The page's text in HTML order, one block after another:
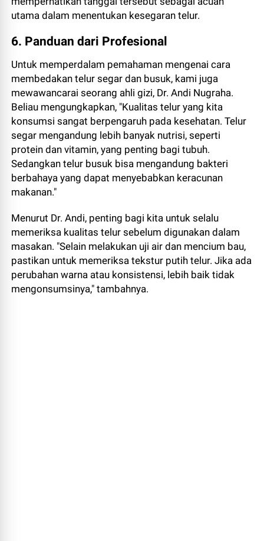
utama dalam menentukan kesegaran telur.
6. Panduan dari Profesional
Untuk memperdalam pemahaman mengenai cara
membedakan telur segar dan busuk, kami juga
mewawancarai seorang ahli gizi, Dr. Andi Nugraha.
Beliau mengungkapkan, "Kualitas telur yang kita
konsumsi sangat berpengaruh pada kesehatan. Telur
segar mengandung lebih banyak nutrisi, seperti
protein dan vitamin, yang penting bagi tubuh.
Sedangkan telur busuk bisa mengandung bakteri
berbahaya yang dapat menyebabkan keracunan
makanan."
Menurut Dr. Andi, penting bagi kita untuk selalu
memeriksa kualitas telur sebelum digunakan dalam
masakan. "Selain melakukan uji air dan mencium bau,
pastikan untuk memeriksa tekstur putih telur. Jika ada
perubahan warna atau konsistensi, lebih baik tidak
mengonsumsinya," tambahnya.